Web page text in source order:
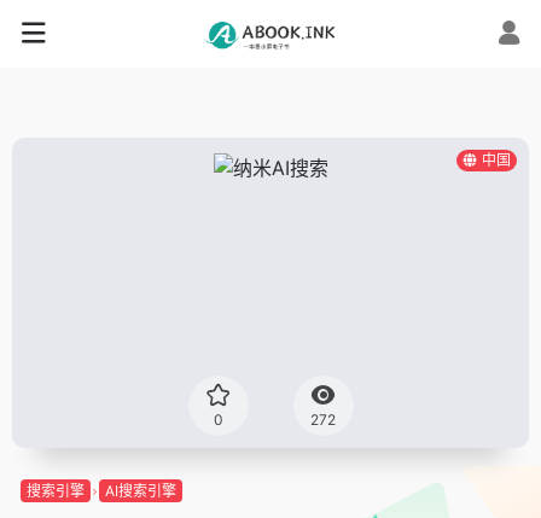
中国
0 272
搜索引擎 AI搜索引擎